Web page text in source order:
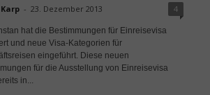
- 23. Dezember 2013 4
hat die Bestimmungen für Einreisevisa
und neue Visa-Kategorien für
eingeführt. Diese neuen
für die Ausstellung von Einreisevisa
in...